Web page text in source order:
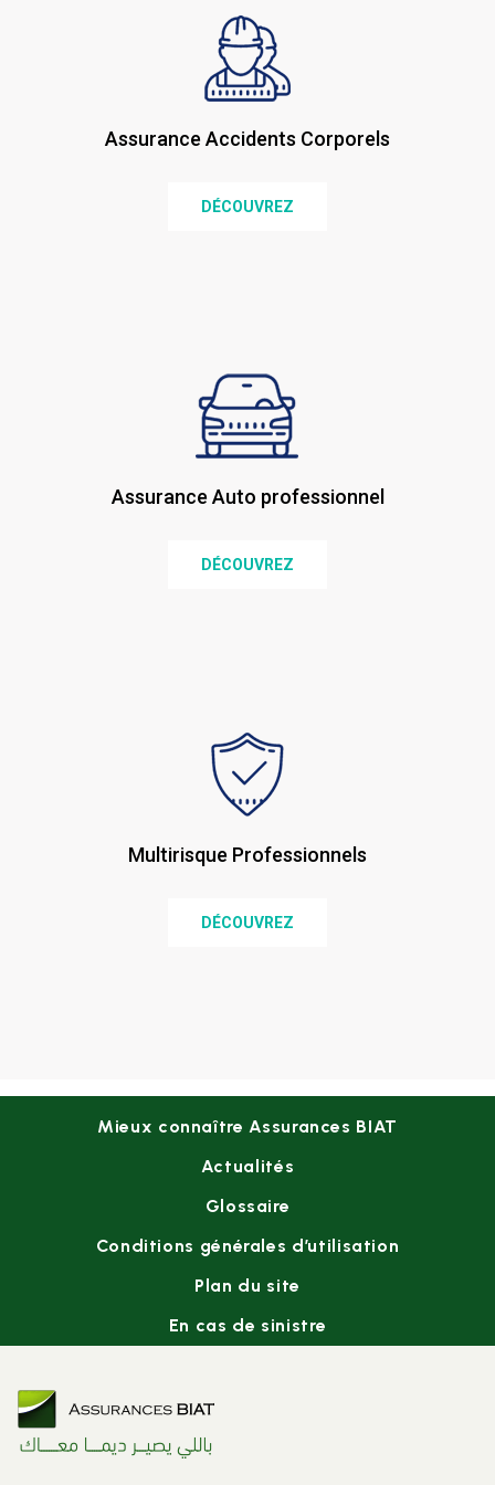
Assurance Accidents Corporels
DÉCOUVREZ
Assurance Auto professionnel
DÉCOUVREZ
Multirisque Professionnels
DÉCOUVREZ
Mieux connaître Assurances BIAT
Actualités
Glossaire
Conditions générales d’utilisation
Plan du site
En cas de sinistre